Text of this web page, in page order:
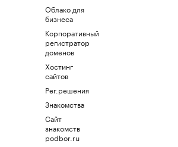
Облако для
бизнеса
Корпоративный
регистратор
доменов
Хостинг
сайтов
Рег.решения
Знакомства
Сайт
знакомств
podbor.ru